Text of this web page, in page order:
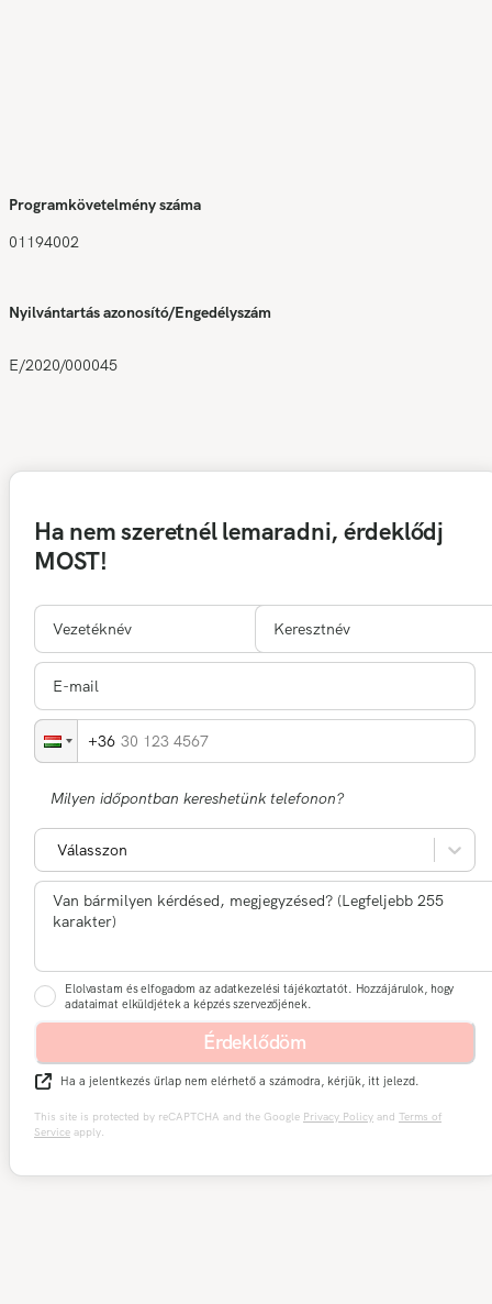
Programkövetelmény száma
01194002
Nyilvántartás azonosító/Engedélyszám
E/2020/000045
Ha nem szeretnél lemaradni, érdeklődj
MOST!
30 123 4567
Milyen időpontban kereshetünk telefonon?
Válasszon
Elolvastam és elfogadom az adatkezelési tájékoztatót. Hozzájárulok, hogy
adataimat elküldjétek a képzés szervezőjének.
Érdeklődöm
Ha a jelentkezés űrlap nem elérhető a számodra, kérjük, itt jelezd.
This site is protected by reCAPTCHA and the Google Privacy Policy and Terms of
Service apply.